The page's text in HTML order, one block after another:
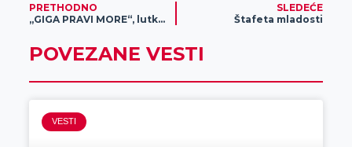
PRETHODNO
„GIGA PRAVI MORE“, lutkarska predstava po pripoveci Jasminke Petrović
SLEDEĆE
Štafeta mladosti
POVEZANE VESTI
VESTI